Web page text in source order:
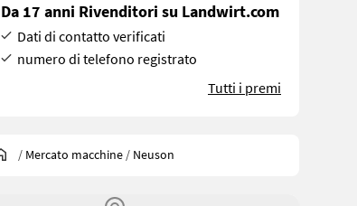
Da 17 anni Rivenditori su Landwirt.com
Dati di contatto verificati
numero di telefono registrato
Tutti i premi
/ Mercato macchine / Neuson